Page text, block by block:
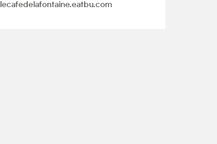
lecafedelafontaine.eatbu.com